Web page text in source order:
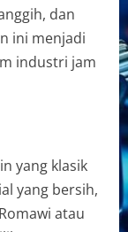
dan
ini menjadi
industri jam
yang klasik
yang bersih,
atau